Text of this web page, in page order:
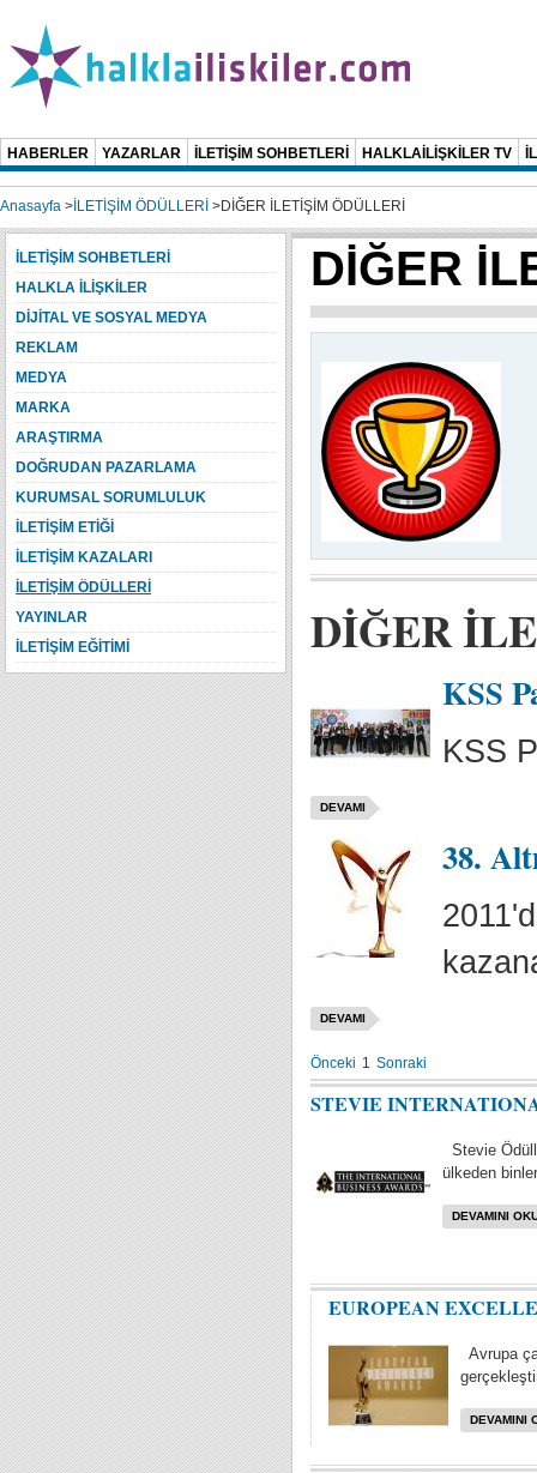
HABERLER YAZARLAR İLETİŞİM SOHBETLERİ HALKLAİLİŞKİLER TV
Anasayfa > İLETİŞİM ÖDÜLLERİ >DİĞER İLETİŞİM ÖDÜLLERİ
DİĞER
DİĞER
KSS
KSS
DEVAMI
38.
DEVAMI
Önceki 1 Sonraki
STEVIE
Stevie
ülkeden
DEVAMINI
EUROPEAN
Avrupa
DEVAMINI
İLETİŞİM SOHBETLERİ
HALKLA İLİŞKİLER
DİJİTAL VE SOSYAL MEDYA
REKLAM
MEDYA
MARKA
ARAŞTIRMA
DOĞRUDAN PAZARLAMA
KURUMSAL SORUMLULUK
İLETİŞİM ETİĞİ
İLETİŞİM KAZALARI
İLETİŞİM ÖDÜLLERİ
YAYINLAR
İLETİŞİM EĞİTİMİ